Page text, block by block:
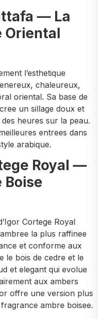
— La
Oriental
l’esthetique
chaleureux,
oriental. Sa base de
un sillage doux et
heures sur la peau.
entrees dans
arabique.
Royal —
Boise
Cortege Royal
la plus raffinee
et conforme aux
le bois de cedre et le
et elegant qui evolue
aux ambers
offre une version plus
ambre boisee.